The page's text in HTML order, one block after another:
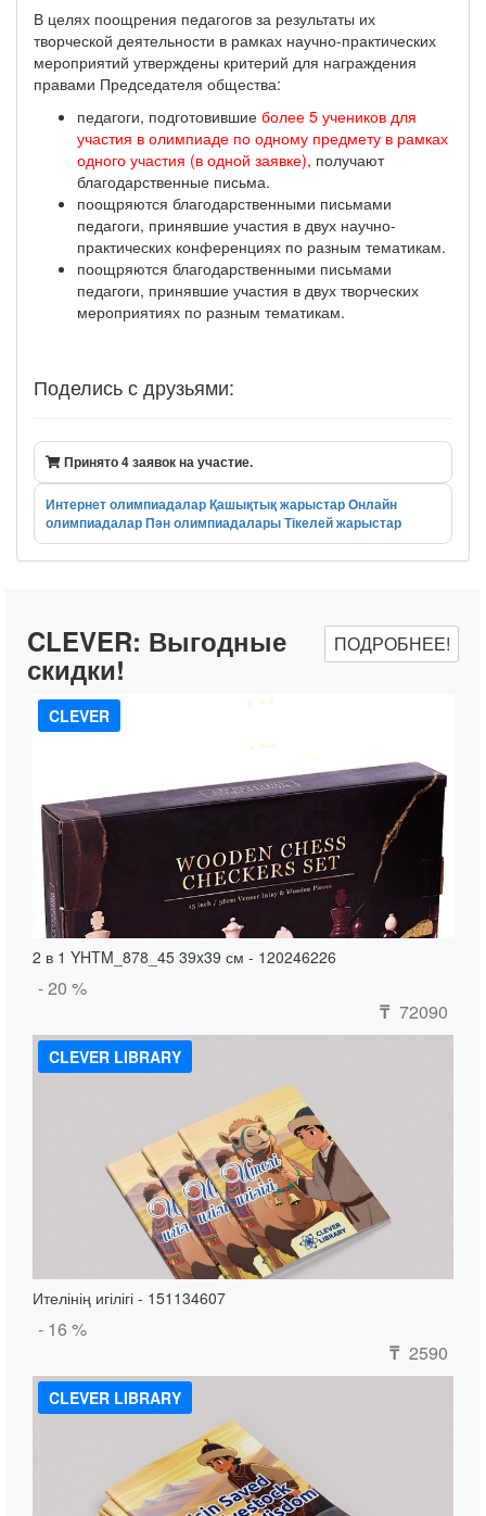
В целях поощрения педагогов за результаты их
творческой деятельности в рамках научно-практических
мероприятий утверждены критерий для награждения
правами Председателя общества:
педагоги, подготовившие более 5 учеников для
участия в олимпиаде по одному предмету в рамках
одного участия (в одной заявке), получают
благодарственные письма.
поощряются благодарственными письмами
педагоги, принявшие участия в двух научно-
практических конференциях по разным тематикам.
поощряются благодарственными письмами
педагоги, принявшие участия в двух творческих
мероприятиях по разным тематикам.
Поделись с друзьями:
Принято 4 заявок на участие.
Интернет олимпиадаларҚашықтық жарыстарОнлайн
олимпиадаларПән олимпиадаларыТікелей жарыстар
CLEVER: Выгодные
скидки!
ПОДРОБНЕЕ!
CLEVER
2 в 1 YHTM_878_45 39x39 см - 120246226
- 20 %
₸ 72090
CLEVER LIBRARY
Ителінің игілігі - 151134607
- 16 %
₸ 2590
CLEVER LIBRARY